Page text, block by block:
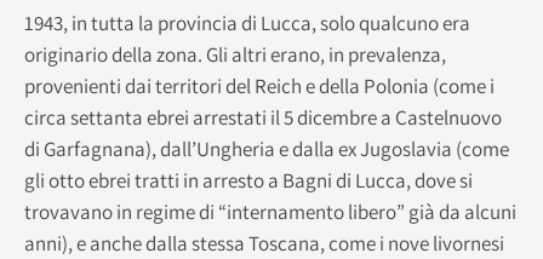
1943, in tutta la provincia di Lucca, solo qualcuno era
originario della zona. Gli altri erano, in prevalenza,
provenienti dai territori del Reich e della Polonia (come i
circa settanta ebrei arrestati il 5 dicembre a Castelnuovo
di Garfagnana), dall’Ungheria e dalla ex Jugoslavia (come
gli otto ebrei tratti in arresto a Bagni di Lucca, dove si
trovavano in regime di “internamento libero” già da alcuni
anni), e anche dalla stessa Toscana, come i nove livornesi